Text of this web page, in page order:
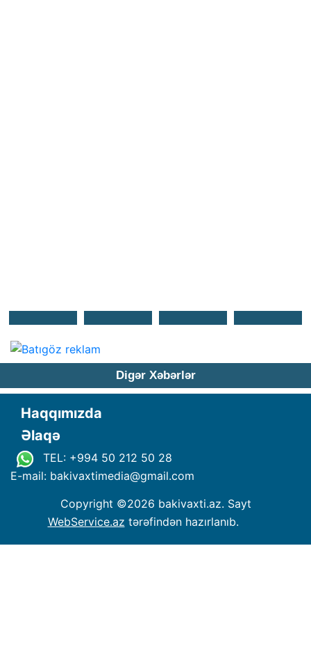
Digər Xəbərlər
Haqqımızda
Əlaqə
TEL: +994 50 212 50 28
E-mail: bakivaxtimedia@gmail.com
Copyright ©2026 bakivaxti.az. Sayt
WebService.az tərəfindən hazırlanıb.